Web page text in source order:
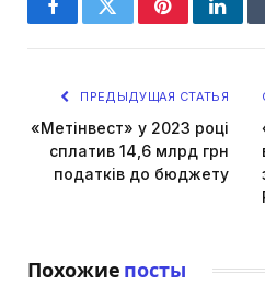
FacebookTwitterPinterest
ПРЕДЫДУЩАЯ СТАТЬЯ
«Метінвест» у 2023 році
сплатив 14,6 млрд грн
податків до бюджету
Похожие посты